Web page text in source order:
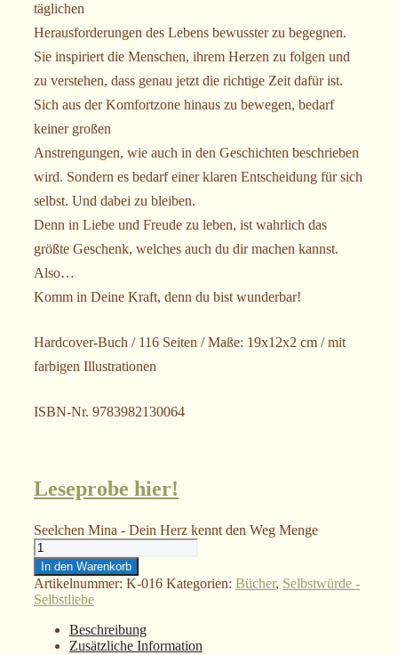
täglichen
Herausforderungen des Lebens bewusster zu begegnen.
Sie inspiriert die Menschen, ihrem Herzen zu folgen und
zu verstehen, dass genau jetzt die richtige Zeit dafür ist.
Sich aus der Komfortzone hinaus zu bewegen, bedarf
keiner großen
Anstrengungen, wie auch in den Geschichten beschrieben
wird. Sondern es bedarf einer klaren Entscheidung für sich
selbst. Und dabei zu bleiben.
Denn in Liebe und Freude zu leben, ist wahrlich das
größte Geschenk, welches auch du dir machen kannst.
Also…
Komm in Deine Kraft, denn du bist wunderbar!
Hardcover-Buch / 116 Seiten / Maße: 19x12x2 cm / mit
farbigen Illustrationen
ISBN-Nr. 9783982130064
Leseprobe hier!
Seelchen Mina - Dein Herz kennt den Weg Menge
In den Warenkorb
Artikelnummer: K-016 Kategorien: Bücher, Selbstwürde -
Selbstliebe
Beschreibung
Zusätzliche Information